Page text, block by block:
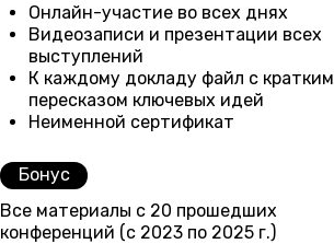
Все материалы с 20 прошедших
конференций (с 2023 по 2025 г.)
Бонус
Онлайн-участие во всех днях
Видеозаписи и презентации всех
выступлений
К каждому докладу файл с кратким
пересказом ключевых идей
Неименной сертификат